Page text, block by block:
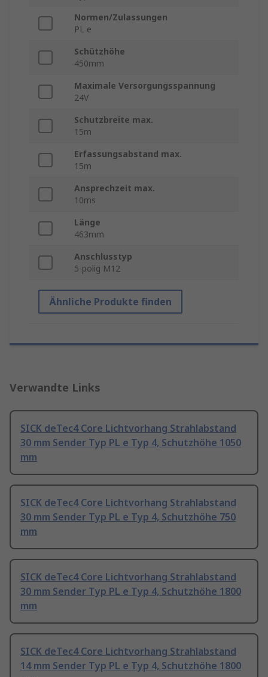
Normen/Zulassungen
PL e
Schützhöhe
450mm
Maximale Versorgungsspannung
24V
Schutzbreite max.
15m
Erfassungsabstand max.
15m
Ansprechzeit max.
10ms
Länge
463mm
Anschlusstyp
5-polig M12
Ähnliche Produkte finden
Verwandte Links
SICK deTec4 Core Lichtvorhang Strahlabstand
30 mm Sender Typ PL e Typ 4, Schutzhöhe 1050
mm
SICK deTec4 Core Lichtvorhang Strahlabstand
30 mm Sender Typ PL e Typ 4, Schutzhöhe 750
mm
SICK deTec4 Core Lichtvorhang Strahlabstand
30 mm Sender Typ PL e Typ 4, Schutzhöhe 1800
mm
SICK deTec4 Core Lichtvorhang Strahlabstand
14 mm Sender Typ PL e Typ 4, Schutzhöhe 1800